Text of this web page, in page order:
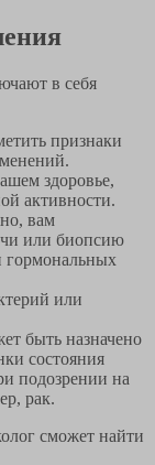
в себя
признаки
здоровье,
активности.
вам
или биопсию
гормональных
или
быть назначено
состояния
подозрении на
рак.
сможет найти